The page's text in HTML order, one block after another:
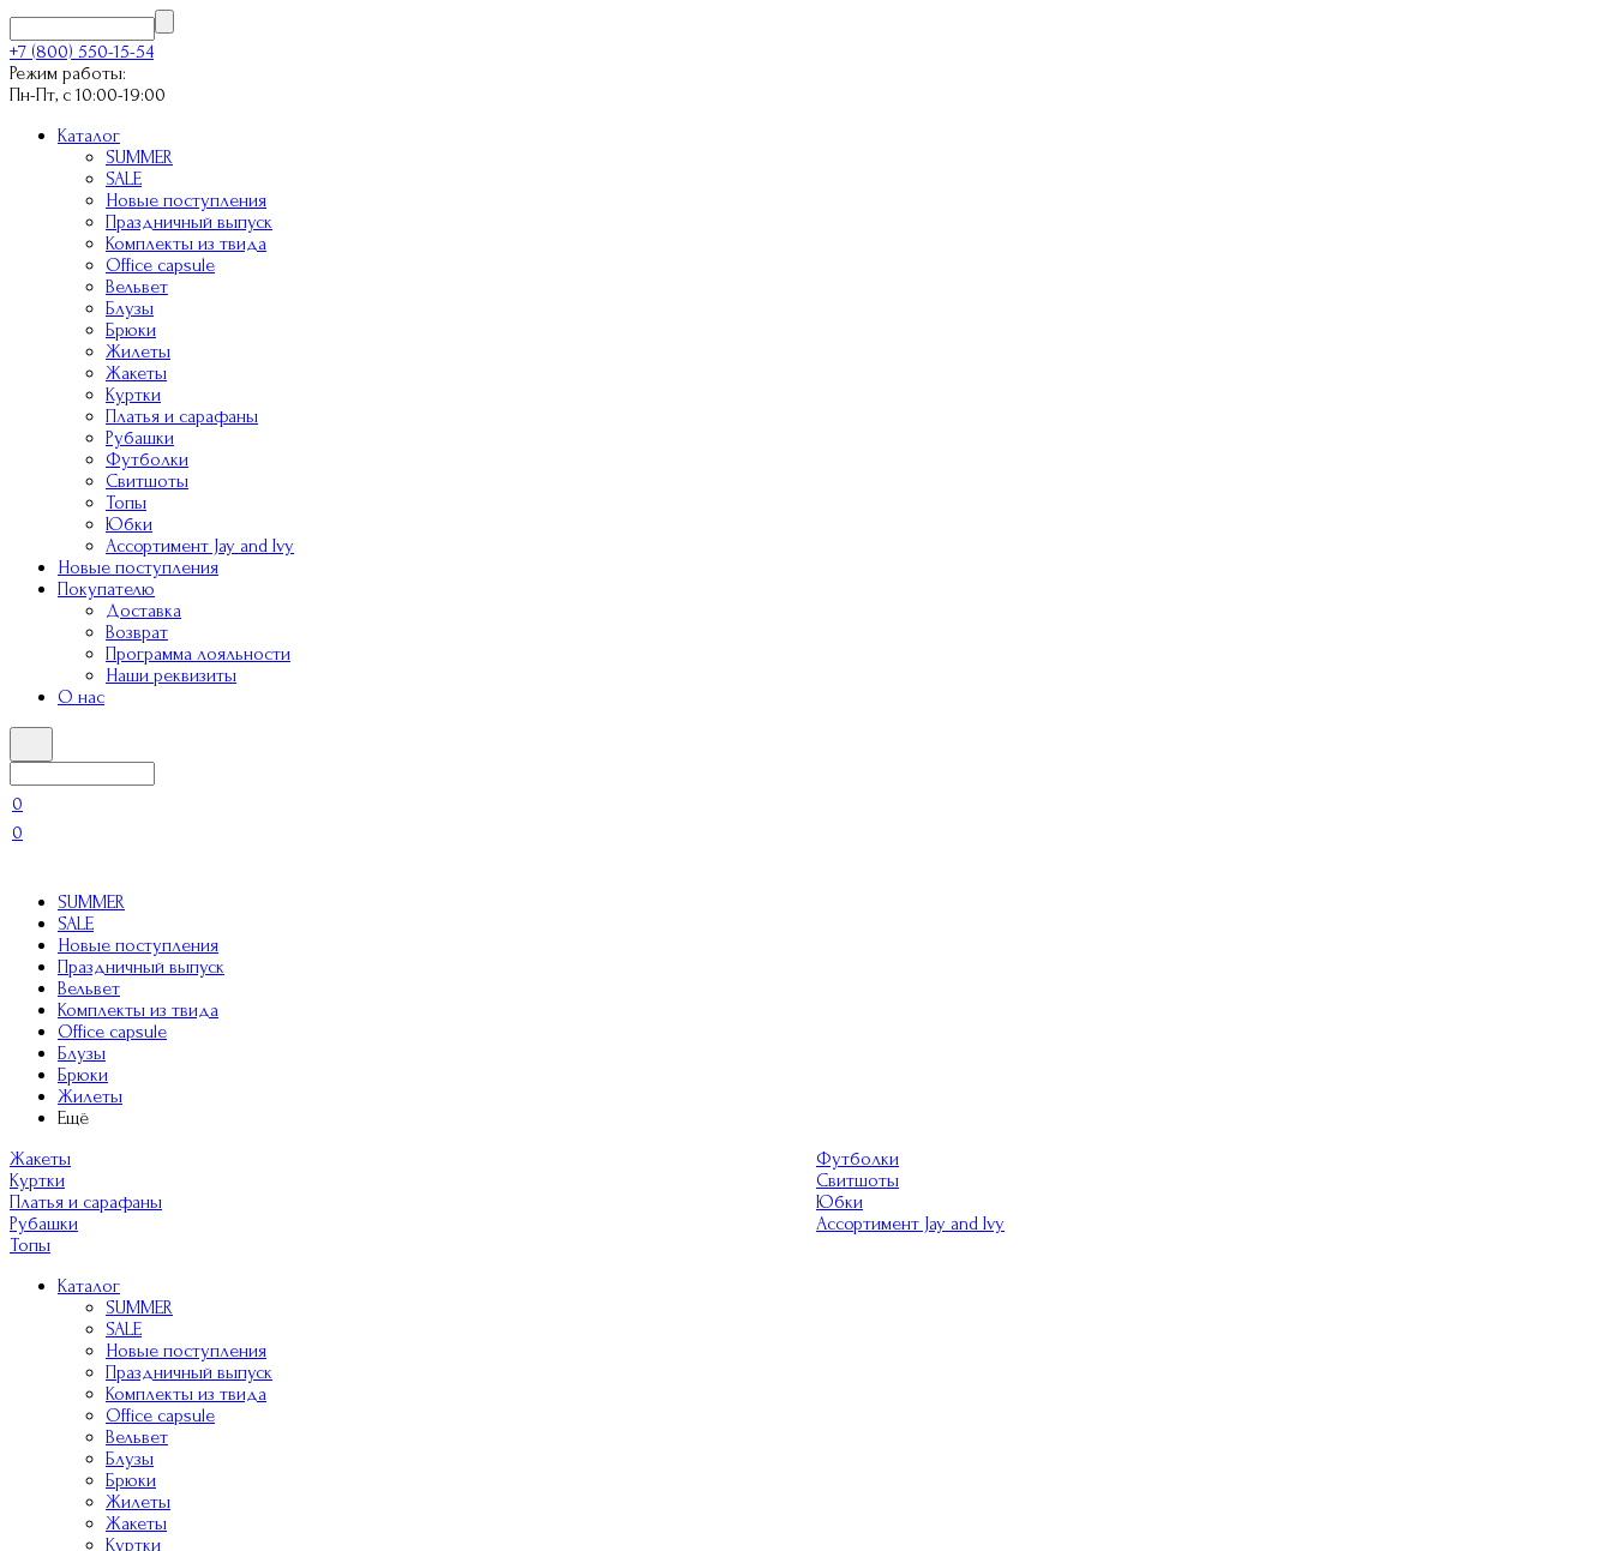
+7 (800) 550-15-54
Режим работы:
Пн-Пт, с 10:00-19:00
Каталог
SUMMER
SALE
Новые поступления
Праздничный выпуск
Комплекты из твида
Office capsule
Вельвет
Блузы
Брюки
Жилеты
Жакеты
Куртки
Платья и сарафаны
Рубашки
Футболки
Свитшоты
Топы
Юбки
Ассортимент Jay and Ivy
Новые поступления
Покупателю
Доставка
Возврат
Программа лояльности
Наши реквизиты
О нас
0
0
SUMMER
SALE
Новые поступления
Праздничный выпуск
Вельвет
Комплекты из твида
Office capsule
Блузы
Брюки
Жилеты
Ещё
Жакеты
Куртки
Платья и сарафаны
Рубашки
Топы
Футболки
Свитшоты
Юбки
Ассортимент Jay and Ivy
Каталог
SUMMER
SALE
Новые поступления
Праздничный выпуск
Комплекты из твида
Office capsule
Вельвет
Блузы
Брюки
Жилеты
Жакеты
Куртки